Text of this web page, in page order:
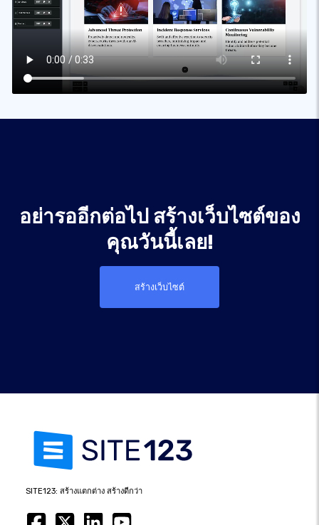
อย่ารออีกต่อไป สร้างเว็บไซต์ของ
คุณวันนี้เลย!
สร้างเว็บไซต์
SITE123: สร้างแตกต่าง สร้างดีกว่า